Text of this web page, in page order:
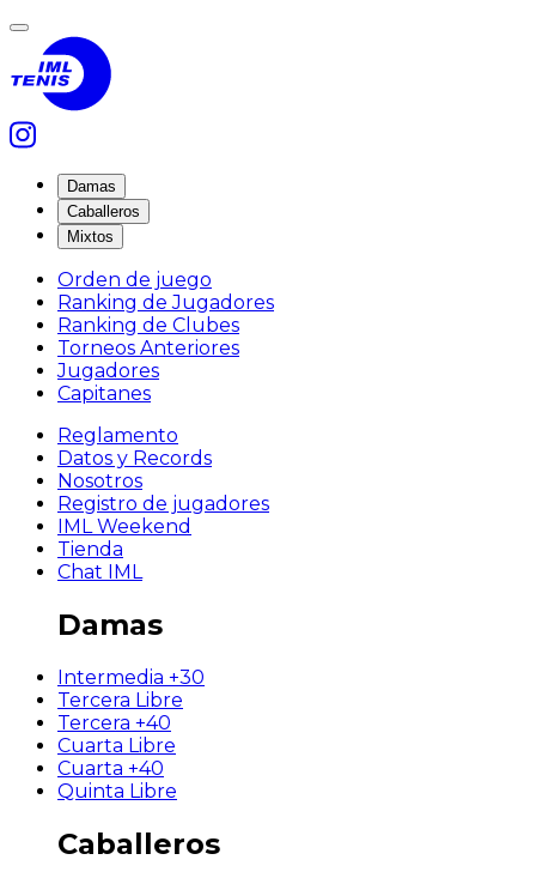
Damas
Caballeros
Mixtos
Orden de juego
Ranking de Jugadores
Ranking de Clubes
Torneos Anteriores
Jugadores
Capitanes
Reglamento
Datos y Records
Nosotros
Registro de jugadores
IML Weekend
Tienda
Chat IML
Damas
Intermedia +30
Tercera Libre
Tercera +40
Cuarta Libre
Cuarta +40
Quinta Libre
Caballeros